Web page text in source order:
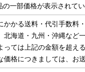
の一部価格が表示されて
かかる送料・代引手数料
北海道・九州・沖縄など
っては上記の金額を超え
価格につきましては、お